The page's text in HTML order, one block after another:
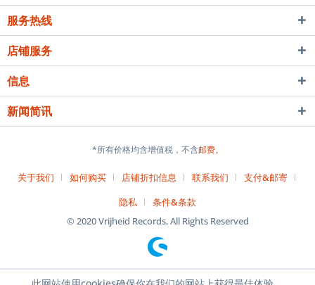
服务热线
店铺服务
信息
新闻简讯
*所有价格均含增值税，不含邮费。
关于我们 如何购买 店铺折扣信息 联系我们
支付&邮寄
隐私
条件&条款
© 2020 Vrijheid Records, All Rights Reserved